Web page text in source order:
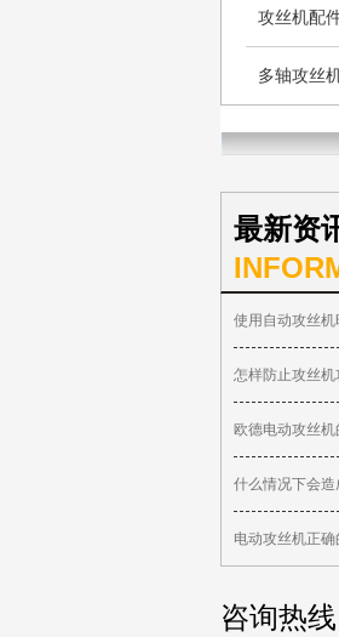
攻丝机配
多轴攻丝
最新资
使用自动攻丝
怎样防止攻丝机
欧德电动攻丝
什么情况下会
电动攻丝机正
咨询热线